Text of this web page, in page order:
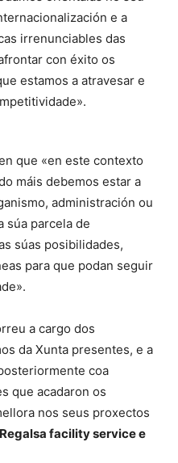
e a
irrenunciables das
con éxito os
estamos a atravesar e
que «en este contexto
máis debemos estar a
administración ou
súa parcela de
súas posibilidades,
para que podan seguir
a cargo dos
da Xunta presentes, e a
coa
que acadaron os
nos seus proxectos
facility service e